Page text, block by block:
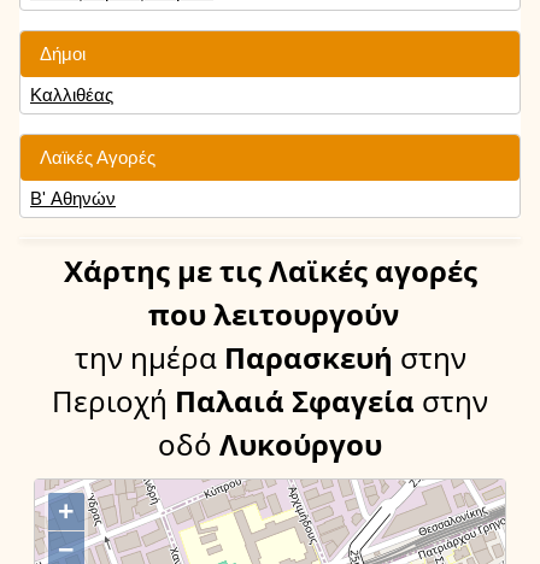
Δήμοι
Καλλιθέας
Λαϊκές Αγορές
Β' Αθηνών
Χάρτης με τις Λαϊκές αγορές
που λειτουργούν
την ημέραΠαρασκευή στην
Περιοχή Παλαιά Σφαγεία στην
οδό Λυκούργου
+
−